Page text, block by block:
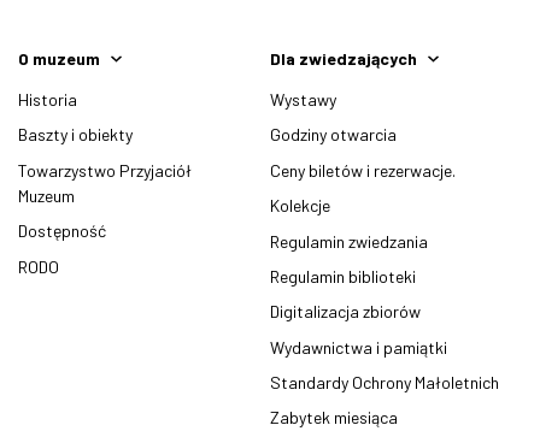
O muzeum
Historia
Baszty i obiekty
Towarzystwo Przyjaciół
Muzeum
Dostępność
RODO
Dla zwiedzających
Wystawy
Godziny otwarcia
Ceny biletów i rezerwacje.
Kolekcje
Regulamin zwiedzania
Regulamin biblioteki
Digitalizacja zbiorów
Wydawnictwa i pamiątki
Standardy Ochrony Małoletnich
Zabytek miesiąca